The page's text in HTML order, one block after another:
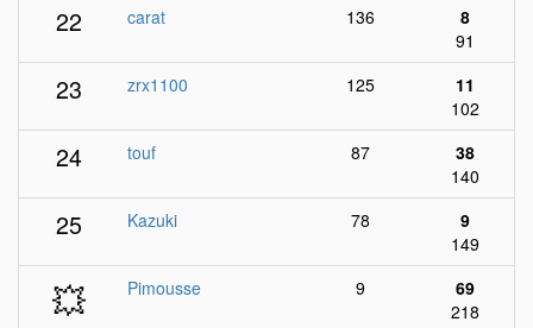
22 carat 136
8
91
23 zrx1100 125
11
102
24 touf 87
38
140
25 Kazuki 78
9
149
💥 Pimousse 9
69
218